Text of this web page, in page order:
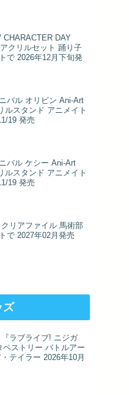
CHARACTER DAY
クリルセット 踊り子
で 2026年12月下旬発
バル オリビン Ani-Art
ルスタンド アニメイト
19 発売
バル ケシー Ani-Art
ルスタンド アニメイト
19 発売
リアファイル 馬術部
で 2027年02月発売
ズ
ラブライブ! ニジガ
ペストリー バトルアー
テイラー 2026年10月